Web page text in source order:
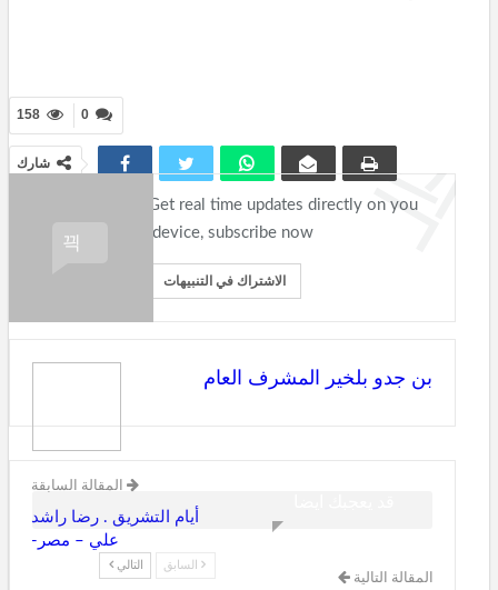
0
158
شارك
Get real time updates directly on you
device, subscribe now.
الاشتراك في التنبيهات
بن جدو بلخير المشرف العام
المقالة السابقة
أيام التشريق . رضا راشد
علي – مصر-
المقالة التالية
السابق التالي